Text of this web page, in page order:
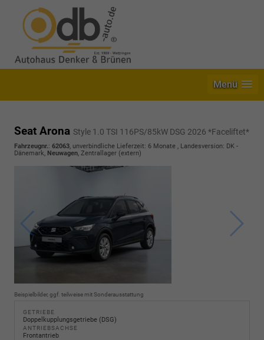
Menü
Seat Arona Style 1.0 TSI 116PS/85kW DSG 2026 *Faceliftet*
Fahrzeugnr.: 62063, unverbindliche Lieferzeit: 6 Monate , Landesversion: DK -
Dänemark, Neuwagen, Zentrallager (extern)
Beispielbilder, ggf. teilweise mit Sonderausstattung
GETRIEBE
Doppelkupplungsgetriebe (DSG)
ANTRIEBSACHSE
Frontantrieb